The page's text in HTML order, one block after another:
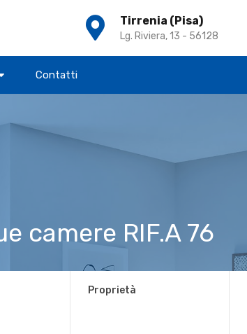
Tirrenia (Pisa)
Lg. Riviera, 13 - 56128
Contatti
camere RIF.A 76
Proprietà